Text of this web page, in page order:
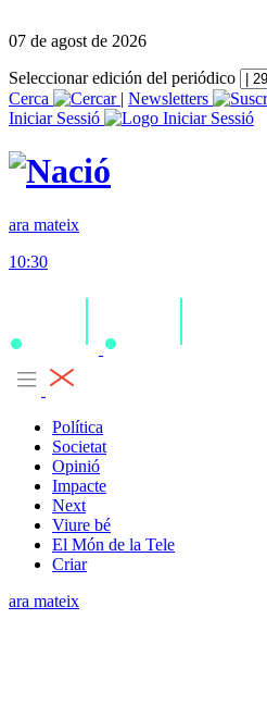
07 de agost de 2026
Seleccionar edición del periódico
Cerca
| Newsletters
Iniciar Sessió
ara mateix
10:30
Política
Societat
Opinió
Impacte
Next
Viure bé
El Món de la Tele
Criar
ara mateix